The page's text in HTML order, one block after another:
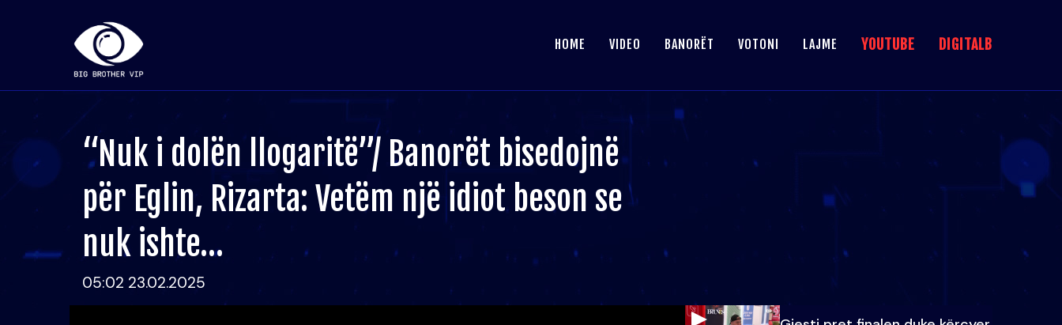
HOME VIDEO BANORËT VOTONI LAJME YOUTUBE DIGITALB
“Nuk i dolën llogaritë”/ Banorët bisedojnë
për Eglin, Rizarta: Vetëm një idiot beson se
nuk ishte…
05:02 23.02.2025